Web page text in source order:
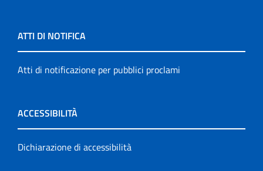
ATTI DI NOTIFICA
Atti di notificazione per pubblici proclami
ACCESSIBILITÀ
Dichiarazione di accessibilità